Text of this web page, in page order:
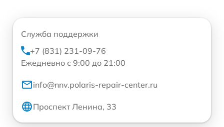
Служба поддержки
+7 (831) 231-09-76
Ежедневно с 9:00 до 21:00
info@nnv.polaris-repair-center.ru
Проспект Ленина, 33